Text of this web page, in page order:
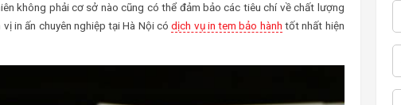
không phải cơ sở nào cũng có thể đảm bảo các tiêu chí về chất lượng
in ấn chuyên nghiệp tại Hà Nội códịch vụ in tem bảo hành tốt nhất hiện